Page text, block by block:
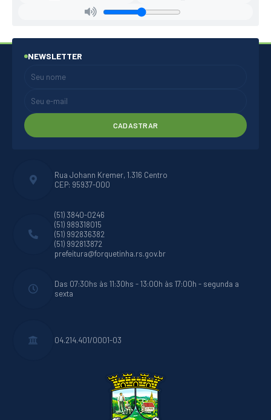
Rua Johann Kremer, 1.316 Centro
CEP: 95937-000
(51) 3840-0246
(51) 989318015
(51) 992836382
(51) 992813872
prefeitura@forquetinha.rs.gov.br
Das 07:30hs às 11:30hs - 13:00h às 17:00h - segunda a
sexta
04.214.401/0001-03
NEWSLETTER
CADASTRAR